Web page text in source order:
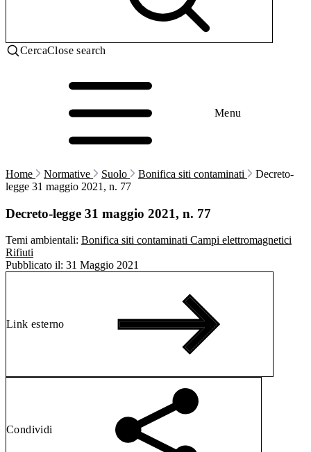
CercaClose search
Menu
Home Normative Suolo Bonifica siti contaminati
Decreto-
legge 31 maggio 2021, n. 77
Decreto-legge 31 maggio 2021, n. 77
Temi ambientali: Bonifica siti contaminati Campi elettromagnetici
Rifiuti
Pubblicato il: 31 Maggio 2021
Link esterno
Condividi